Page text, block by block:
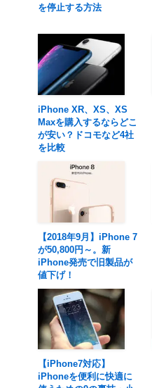
を停止する方法
iPhone XR、XS、XS
Maxを購入するならどこ
が安い？ドコモなど4社
を比較
【2018年9月】iPhone 7
が50,800円～。新
iPhone発売で旧製品が
値下げ！
【iPhone7対応】
iPhoneを便利に快適に